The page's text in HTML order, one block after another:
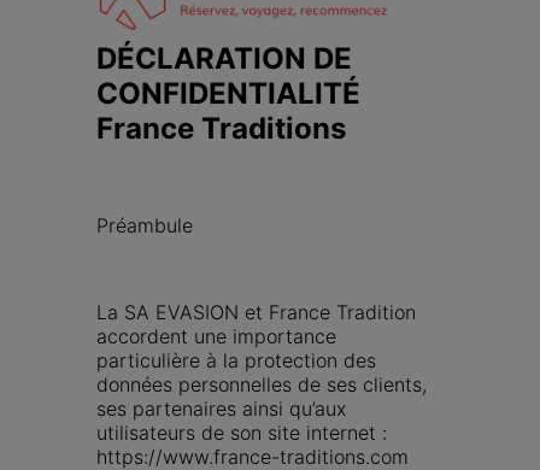
DÉCLARATION DE
CONFIDENTIALITÉ
France Traditions
Préambule
La SA EVASION et France Tradition
accordent une importance
particulière à la protection des
données personnelles de ses clients,
ses partenaires ainsi qu’aux
utilisateurs de son site internet :
https://www.france-traditions.com